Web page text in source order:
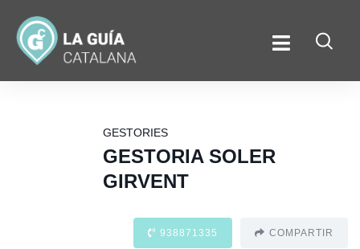
GESTORIES
GESTORIA SOLER
GIRVENT
938871335 COMPARTIR